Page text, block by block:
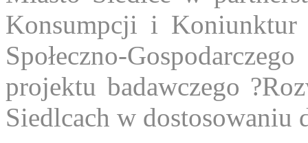
Konsumpcji i Koniunktur
Społeczno-
projektu badawczego
Siedlcach w dostosowaniu